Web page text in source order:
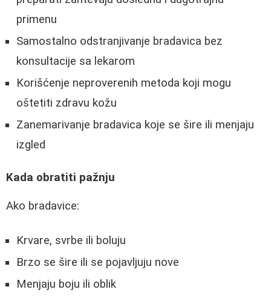
primenu
Samostalno odstranjivanje bradavica bez
konsultacije sa lekarom
Korišćenje neproverenih metoda koji mogu
oštetiti zdravu kožu
Zanemarivanje bradavica koje se šire ili menjaju
izgled
Kada obratiti pažnju
Ako bradavice:
Krvare, svrbe ili boluju
Brzo se šire ili se pojavljuju nove
Menjaju boju ili oblik